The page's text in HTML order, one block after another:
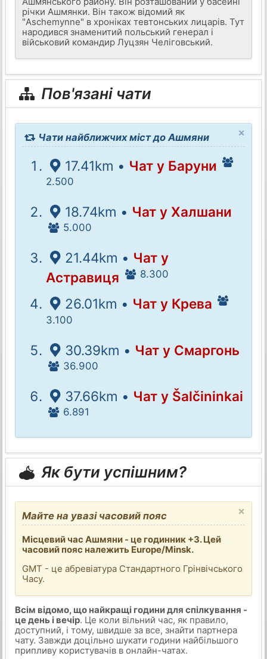
річки Ашмянки. Він також відомий як
"Aschemynne" в хроніках тевтонських лицарів. Тут
народився знаменитий польський генерал і
військовий командир Луцзян Челіговський.
Пов'язані чати
×
Чати найближчих міст до Ашмяни
17.41km • Чат у Баруни
2.500
18.74km • Чат у Халшани
5.000
21.44km • Чат у
Астравиця
8.300
26.01km • Чат у Крева
3.100
30.39km • Чат у Смаргонь
36.900
37.66km • Чат у Šalčininkai
6.891
Як бути успішним?
×
Майте на увазі часовий пояс
Місцевий час Ашмяни - це годинник +3. Цей
часовий пояс належить Europe/Minsk.
GMT - це абревіатура Стандартного Грінвічського
Часу.
Всім відомо, що найкращі години для спілкування -
це день і вечір. Це коли вільний час, як правило,
доступний, і тому, швидше за все, знайти партнера
чату. Завжди доцільно шукати години найбільшого
припливу користувачів в онлайн-чатах.